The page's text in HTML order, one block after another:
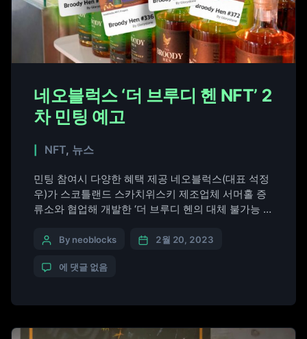
네오블럭스 ‘더 브루디 헨 NFT’ 2
차 민팅 예고
NFT, 뉴스
민팅 참여시 다양한 혜택 제공 네오블럭스(대표 석정
우)가 스코틀랜드 스카치위스키 제조업체 서머홀 증
류소와 협업해 개발한 ‘더 브루디 헨의 대체 불가능 토
일정을 공개했다. 네오블럭스는 지난 1월 2일 더 브
에게 큰 호응을 이끌어 냈다. 그리고 그동안 3번에 걸
By neoblocks 2월 20, 2023
에 댓글 없음